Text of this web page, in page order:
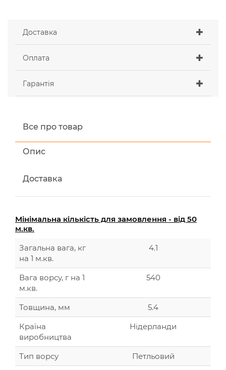
Доставка
Оплата
Гарантія
Все про товар
Опис
Доставка
Мінімальна кількість для замовлення - від 50
м.кв.
Загальна вага, кг
на 1 м.кв.
4.1
Вага ворсу, г на 1
м.кв.
540
Товщина, мм
5.4
Країна
виробництва
Нідерланди
Тип ворсу
Петльовий